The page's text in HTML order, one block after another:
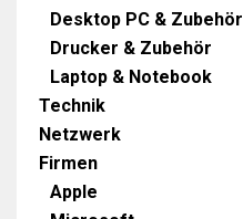
Desktop PC & Zubehör
Drucker & Zubehör
Laptop & Notebook
Technik
Netzwerk
Firmen
Apple